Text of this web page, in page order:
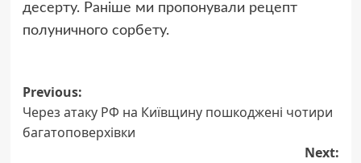
десерту. Раніше ми пропонували рецепт
полуничного сорбету.
Post
navigation
Previous:
Через атаку РФ на Київщину пошкоджені чотири
багатоповерхівки
Next: